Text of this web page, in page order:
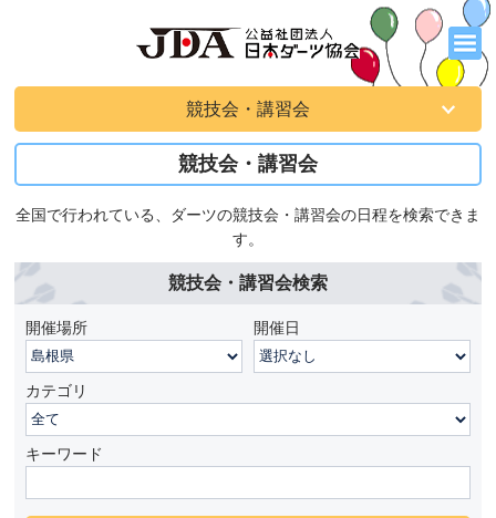
競技会・講習会
競技会・講習会
全国で行われている、ダーツの競技会・講習会の日程を検索できま
す。
競技会・講習会検索
開催場所 開催日
カテゴリ
キーワード